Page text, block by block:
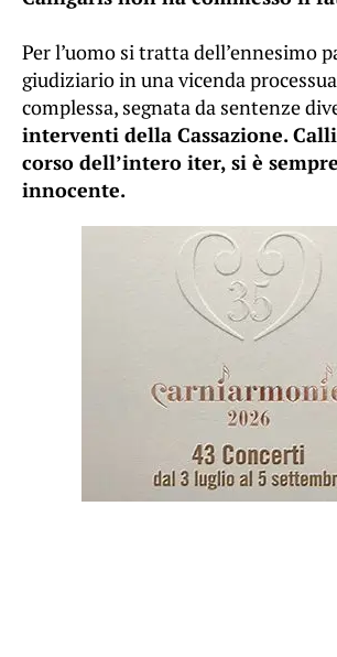
Per l’uomo si tratta dell’ennesimo
giudiziario in una vicenda
complessa, segnata da sentenze
interventi della Cassazione.
corso dell’intero iter, si è
innocente.